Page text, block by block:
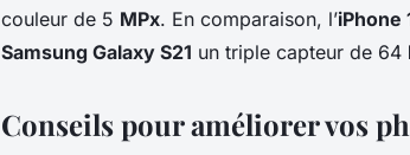
couleur de 5 MPx. En comparaison, l’iPhone
Samsung Galaxy S21 un triple capteur de 64
Conseils pour améliorer vos